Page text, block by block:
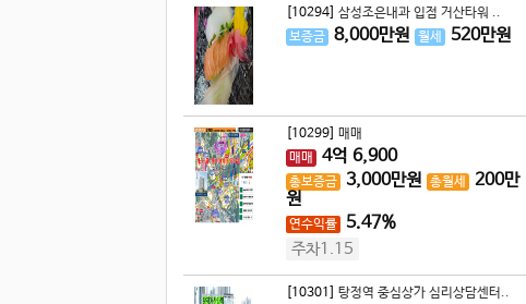
[10294] 삼성조은내과 입점 거산타워 ..
보증금 8,000만원 월세 520만원
[10299] 매매
매매
4억 6,900
총보증금 3,000만원 총월세 200만
원
연수익률 5.47%
주차1.15
[10301]
탕정역 중심상가 심리상담센터..